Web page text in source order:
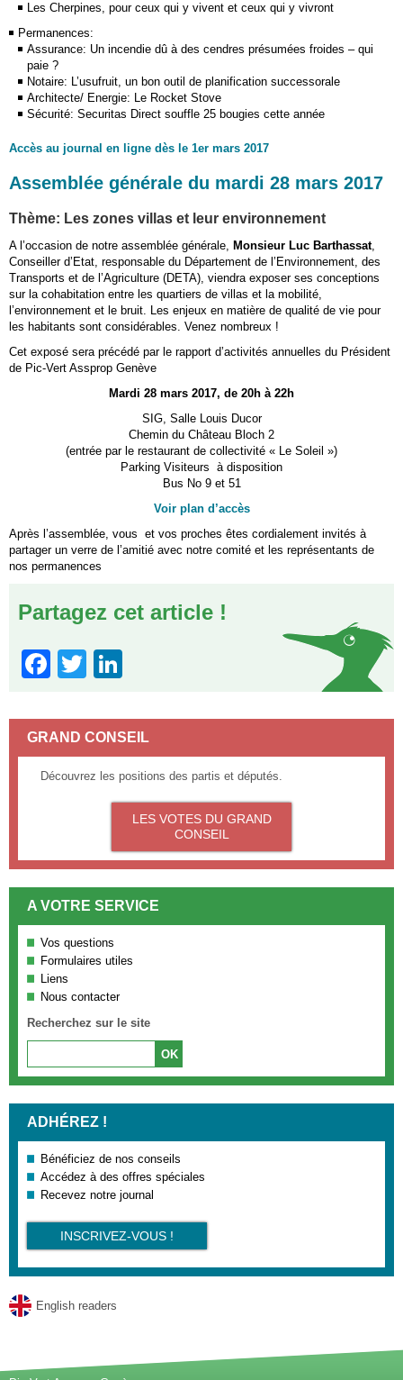
Les Cherpines, pour ceux qui y vivent et ceux qui y vivront
Permanences:
Assurance: Un incendie dû à des cendres présumées froides – qui
paie ?
Notaire: L’usufruit, un bon outil de planification successorale
Architecte/ Energie: Le Rocket Stove
Sécurité: Securitas Direct souffle 25 bougies cette année
Accès au journal en ligne dès le 1er mars 2017
Assemblée générale du mardi 28 mars 2017
Thème: Les zones villas et leur environnement
A l’occasion de notre assemblée générale, Monsieur Luc Barthassat,
Conseiller d’Etat, responsable du Département de l’Environnement, des
Transports et de l’Agriculture (DETA), viendra exposer ses conceptions
sur la cohabitation entre les quartiers de villas et la mobilité,
l’environnement et le bruit. Les enjeux en matière de qualité de vie pour
les habitants sont considérables. Venez nombreux !
Cet exposé sera précédé par le rapport d’activités annuelles du Président
de Pic-Vert Assprop Genève
Mardi 28 mars 2017, de 20h à 22h
SIG, Salle Louis Ducor
Chemin du Château Bloch 2
(entrée par le restaurant de collectivité « Le Soleil »)
Parking Visiteurs à disposition
Bus No 9 et 51
Voir plan d’accès
Après l’assemblée, vous et vos proches êtes cordialement invités à
partager un verre de l’amitié avec notre comité et les représentants de
nos permanences
Partagez cet article !
Facebook
Twitter
GRAND CONSEIL
Découvrez les positions des partis et députés.
LES VOTES DU GRAND
CONSEIL
A VOTRE SERVICE
Vos questions
Formulaires utiles
Liens
Nous contacter
Recherchez sur le site
ADHÉREZ !
Bénéficiez de nos conseils
Accédez à des offres spéciales
Recevez notre journal
INSCRIVEZ-VOUS !
English readers